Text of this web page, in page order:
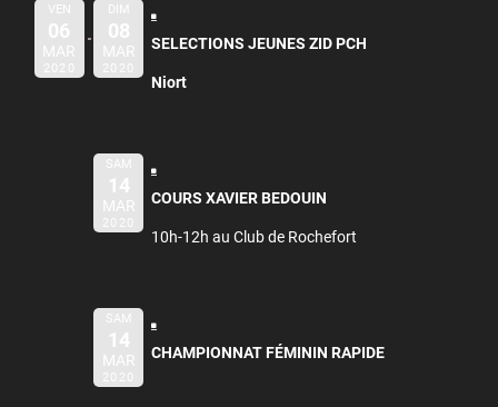
VEN
06
MAR
2020
DIM
08
MAR
2020
SELECTIONS JEUNES ZID PCH
Niort
SAM
14
MAR
2020
COURS XAVIER BEDOUIN
10h-12h au Club de Rochefort
SAM
14
MAR
2020
CHAMPIONNAT FÉMININ RAPIDE